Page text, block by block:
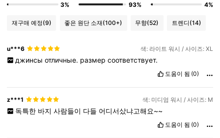
3%
93%
4%
재구매 예정(9) 좋은 원단 소재(100+) 무향(52) 트렌디(14)
u***6 색: 라이트 워시 / 사이즈: XL
джинсы отличные. размер соответствует.
도움이 됨 (0)
z***1 색: 미디엄 워시 / 사이즈: M
독특한 바지 사람들이 다들 어디서샀냐고해요~~
도움이 됨 (0)